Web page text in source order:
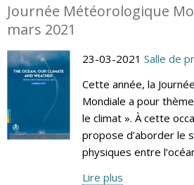
Journée Météorologique
mars 2021
23-03-2021 Salle de
Cette année, la
Mondiale a pour
le climat ». À cette
propose d’aborder le
physiques entre
Lire plus